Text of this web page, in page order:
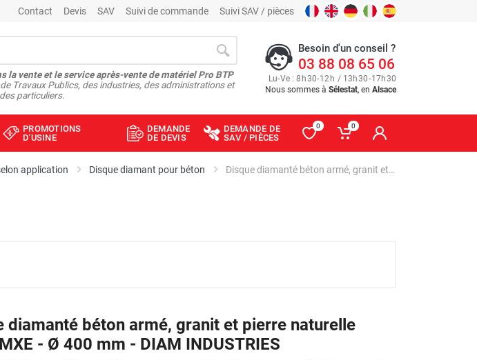
Contact Devis SAV Suivi de commande Suivi SAV / pièces
la vente et le service après-vente de matériel Pro BTP
Travaux Publics, des industries, des administrations et
des particuliers.
Besoin d'un conseil ?
03 88 08 65 06
Lu-Ve : 8h30-12h / 13h30-17h30
Nous sommes à Sélestat, en Alsace
PROMOTIONS
D'USINE
DEMANDE
DE DEVIS
DEMANDE DE
SAV / PIÈCES
0 0
application Disque diamant pour béton Disque diamanté béton armé, granit et pierre naturelle mixte MXE - Ø 400 mm - DIAM INDUSTRIES
diamanté béton armé, granit et pierre naturelle
- Ø 400 mm - DIAM INDUSTRIES